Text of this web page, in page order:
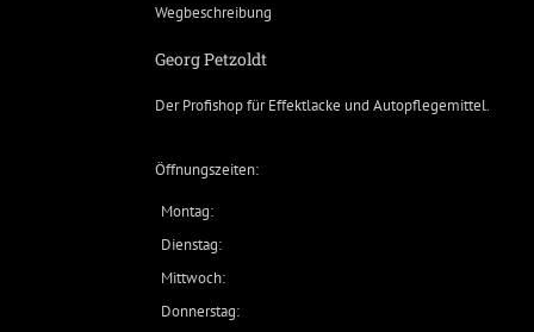
Wegbeschreibung
Georg Petzoldt
Der Profishop fürEffektlacke und Autopflegemittel.
Öffnungszeiten:
Montag:
Dienstag:
Mittwoch:
Donnerstag: